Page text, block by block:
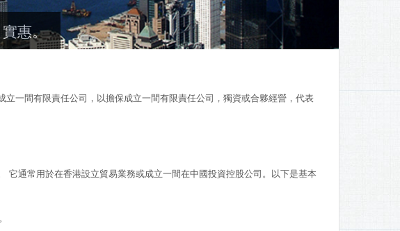
惠。
一間有限責任公司，以擔保成立一間有限責任公司，獨資或合夥經營，代表
它通常用於在香港設立貿易業務或成立一間在中國投資控股公司。以下是基本